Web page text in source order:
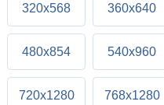
320x568 360x640
480x854 540x960
720x1280 768x1280